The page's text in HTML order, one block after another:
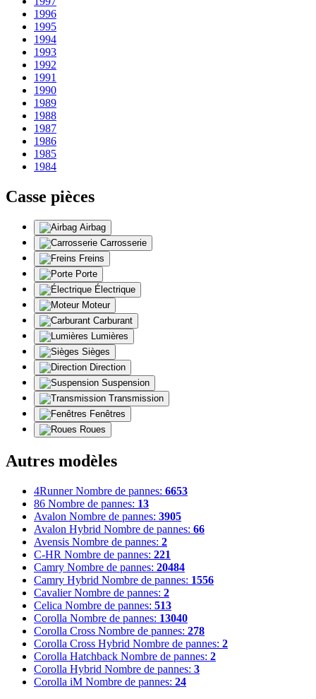
1996
1995
1994
1993
1992
1991
1990
1989
1988
1987
1986
1985
1984
Casse pièces
Airbag
Carrosserie
Freins
Porte
Électrique
Moteur
Carburant
Lumières
Sièges
Direction
Suspension
Transmission
Fenêtres
Roues
Autres modèles
4Runner Nombre de pannes: 6653
86 Nombre de pannes: 13
Avalon Nombre de pannes: 3905
Avalon Hybrid Nombre de pannes: 66
Avensis Nombre de pannes: 2
C-HR Nombre de pannes: 221
Camry Nombre de pannes: 20484
Camry Hybrid Nombre de pannes: 1556
Cavalier Nombre de pannes: 2
Celica Nombre de pannes: 513
Corolla Nombre de pannes: 13040
Corolla Cross Nombre de pannes: 278
Corolla Cross Hybrid Nombre de pannes: 2
Corolla Hatchback Nombre de pannes: 2
Corolla Hybrid Nombre de pannes: 3
Corolla iM Nombre de pannes: 24